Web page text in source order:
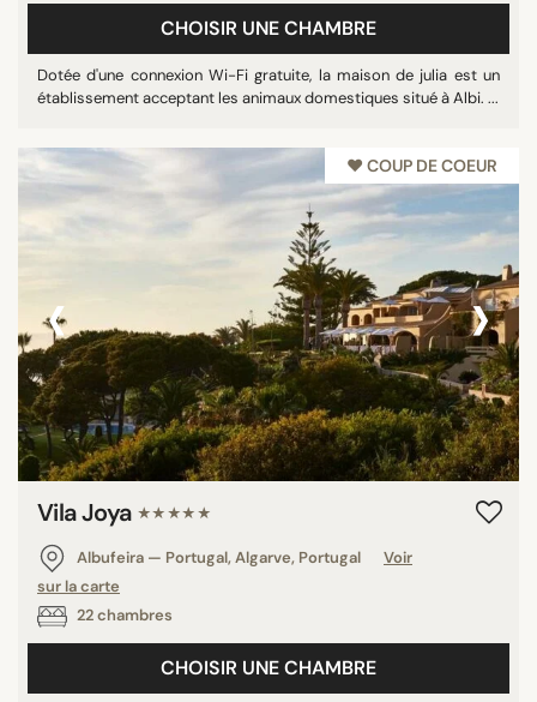
CHOISIR UNE CHAMBRE
Dotée d'une connexion Wi-Fi gratuite, la maison de julia est un
établissement acceptant les animaux domestiques situé à Albi. ...
♥︎ COUP DE COEUR
‹ ›
Vila Joya ★★★★★
Albufeira — Portugal, Algarve, Portugal
Voir
sur la carte
22 chambres
CHOISIR UNE CHAMBRE